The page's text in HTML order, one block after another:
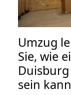
Umzug
Sie, wie
sein kann